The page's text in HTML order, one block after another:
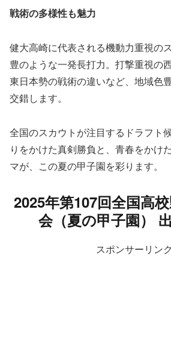
戦術の多様性も魅力
健大高崎に代表される機動力重視の
豊のような一発長打力。打撃重視の
東日本勢の戦術の違いなど、地域色
交錯します。
全国のスカウトが注目するドラフト
りをかけた真剣勝負と、青春をかけ
マが、この夏の甲子園を彩ります。
2025年第107回全国高
会（夏の甲子園）
スポンサーリンク